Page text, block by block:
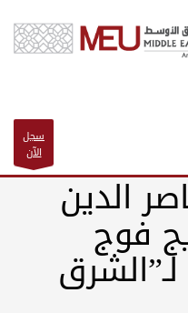
سجل
الآن
الدين
فوج